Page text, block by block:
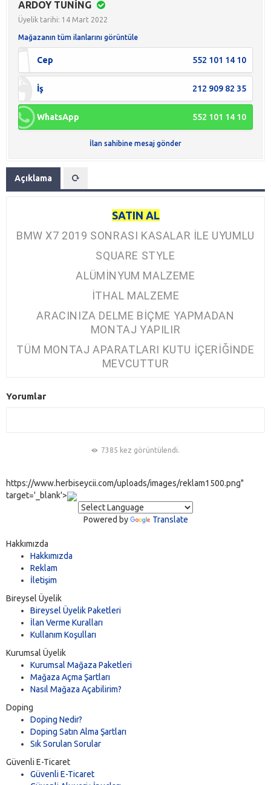
ARDOY TUNİNG
Üyelik tarihi: 14 Mart 2022
Mağazanın tüm ilanlarını görüntüle
Cep 552 101 14 10
İş 212 909 82 35
WhatsApp 552 101 14 10
İlan sahibine mesaj gönder
Açıklama
SATIN AL
BMW X7 2019 SONRASI KASALAR İLE UYUMLU
SQUARE STYLE
ALÜMİNYUM MALZEME
İTHAL MALZEME
ARACINIZA DELME BİÇME YAPMADAN
MONTAJ YAPILIR
TÜM MONTAJ APARATLARI KUTU İÇERİĞİNDE
MEVCUTTUR
Yorumlar
7385 kez görüntülendi.
https://www.herbiseycii.com/uploads/images/reklam1500.png"
target='_blank'>
Powered by Translate
Hakkımızda
Hakkımızda
Reklam
İletişim
Bireysel Üyelik
Bireysel Üyelik Paketleri
İlan Verme Kuralları
Kullanım Koşulları
Kurumsal Üyelik
Kurumsal Mağaza Paketleri
Mağaza Açma Şartları
Nasıl Mağaza Açabilirim?
Doping
Doping Nedir?
Doping Satın Alma Şartları
Sık Sorulan Sorular
Güvenli E-Ticaret
Güvenli E-Ticaret